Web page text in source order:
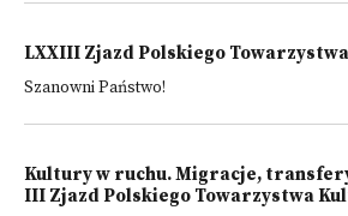
LXXIII Zjazd Polskiego
Szanowni Państwo!
Kultury w ruchu. Migracje,
III Zjazd Polskiego Towarzystwa